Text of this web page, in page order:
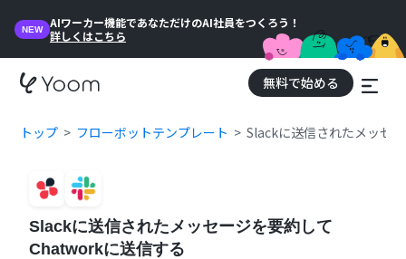
NEW
AIワーカー機能であなただけのAI社員をつくろう！
詳しくはこちら
無料で始める
トップ フローボットテンプレート Slackに送信されたメッセ
Slackに送信されたメッセージを要約して
Chatworkに送信する